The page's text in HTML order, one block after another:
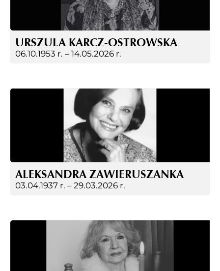
URSZULA KARCZ-OSTROWSKA
06.10.1953 r. – 14.05.2026 r.
ALEKSANDRA ZAWIERUSZANKA
03.04.1937 r. – 29.03.2026 r.